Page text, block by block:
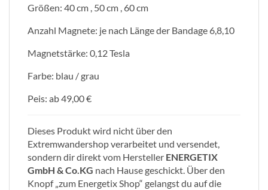
Größen: 40 cm , 50 cm , 60 cm
Anzahl Magnete: je nach Länge der Bandage 6,8,10
Magnetstärke: 0,12 Tesla
Farbe: blau / grau
Peis: ab 49,00 €
Dieses Produkt wird nicht über den
Extremwandershop verarbeitet und versendet,
sondern dir direkt vom Hersteller ENERGETIX
GmbH & Co.KG nach Hause geschickt. Über den
Knopf „zum Energetix Shop“ gelangst du auf die